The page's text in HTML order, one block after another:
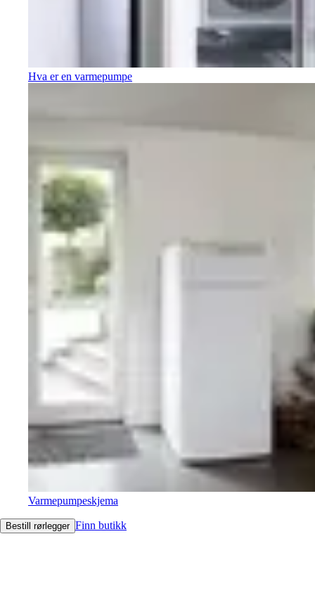
Hva er en varmepumpe
Varmepumpeskjema
Bestill rørlegger Finn butikk